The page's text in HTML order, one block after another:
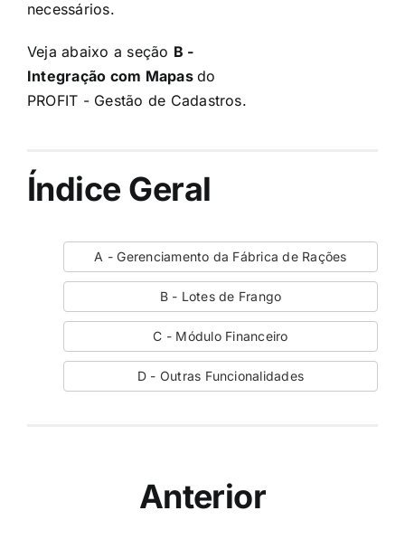
necessários.
Veja abaixo a seção B -
Integração com Mapasdo
PROFIT - Gestão de Cadastros.
Índice Geral
A - Gerenciamento da Fábrica de Rações
B - Lotes de Frango
C - Módulo Financeiro
D - Outras Funcionalidades
Anterior